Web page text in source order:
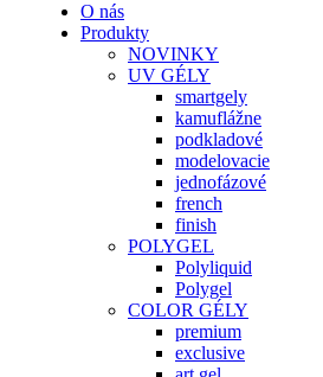
O nás
Produkty
NOVINKY
UV GÉLY
smartgely
kamuflážne
podkladové
modelovacie
jednofázové
french
finish
POLYGEL
Polyliquid
Polygel
COLOR GÉLY
premium
exclusive